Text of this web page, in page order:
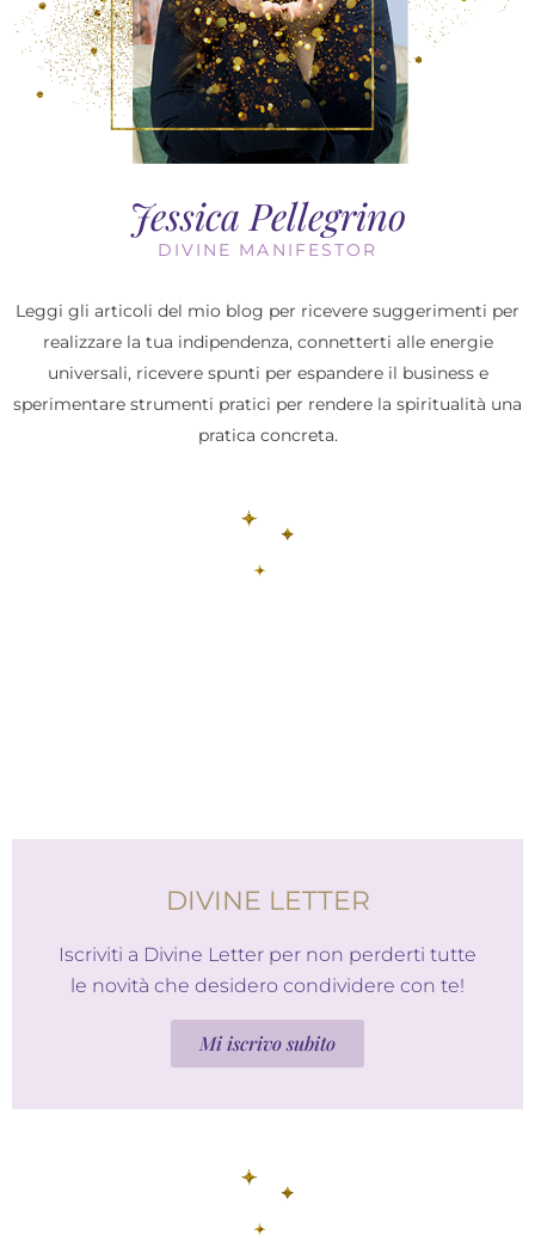
Jessica Pellegrino
DIVINE MANIFESTOR
Leggi gli articoli del mio blog per ricevere suggerimenti per
realizzare la tua indipendenza, connetterti alle energie
universali, ricevere spunti per espandere il business e
sperimentare strumenti pratici per rendere la spiritualità una
pratica concreta.
DIVINE LETTER
Iscriviti a Divine Letter per non perderti tutte
le novità che desidero condividere con te!
Mi iscrivo subito